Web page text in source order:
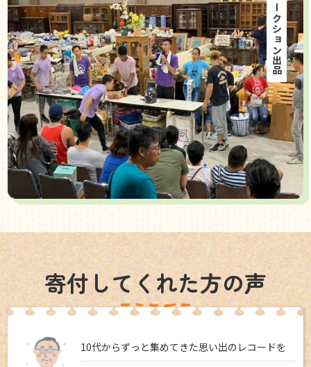
海外オークション出品
寄付してくれた方の声
10代からずっと集めてきた思い出のレコードを